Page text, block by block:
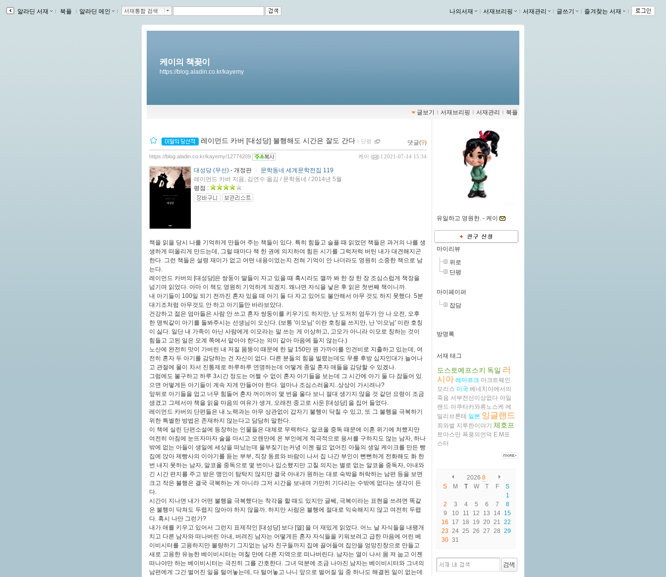
알라딘 서재 ｌ 북플 ｌ 알라딘 메인 ｌ 서재통합 검색 나의서재 ｌ 서재브리핑 ｌ 서재관리 ｌ 글쓰기 ｌ 즐겨찾는 서재 ｌ
케이의 책꽂이
https://blog.aladin.co.kr/kayemy
글보기 ｌ 서재브리핑 ｌ 서재관리 ｌ 북플
유일하고 영원한. - 케이
마이리뷰
위로
단평
마이페이퍼
잡담
방명록
서재 태그
도스토예프스키 독일 러
시아 레마르크 마크트웨인
모리스 미국 베네치아에서의
죽음 서부전선이상없다 아일
랜드 아쿠타카와류노스케 에
밀리브론테 일본 잉글랜드
죄와벌 지루한이야기 체호프
토마스만 폭풍의언덕 E.M포
스터
2026 8
S
M T W T F
S
1
2
3 4 5 6 7
8
9
10 11 12 13 14 15
16
17 18 19 20 21 22
23 24 25 26 27 28 29
30 31
레이먼드 카버 [대성당] 불행해도 시간은 잘도 간다 ｌ 단평 댓글(9)
케이 ( ) l 2021-07-14 15:34
https://blog.aladin.co.kr/kayemy/12774209
대성당 (무선) - 개정판
문학동네 세계문학전집 119
레이먼드 카버 지음, 김연수 옮김 / 문학동네 / 2014년 5월
평점 :
책을 읽을 당시 나를 기억하게 만들어 주는 책들이 있다. 특히 힘들고 슬플 때 읽었던 책들은 과거의 나를 생
생하게 떠올리게 만드는데, 그럴 때마다 책 한 권에 의지하여 힘든 시기를 그럭저럭 버틴 내가 대견해지곤
한다. 그런 책들은 설령 재미가 없고 어떤 내용이었는지 전혀 기억이 안 나더라도 영원히 소중한 책으로 남
는다.
레이먼드 카버의 [대성당]은 쌍둥이 딸들이 자고 있을 때 혹시라도 깰까 봐 한 장 한 장 조심스럽게 책장을
넘기며 읽었다. 아마 이 책도 영원히 기억하게 되겠지. 왜냐면 자식을 낳은 후 읽은 첫번째 책이니까.
내 아기들이 100일 되기 전까진 혼자 있을 때 아기 둘 다 자고 있어도 불안해서 아무 것도 하지 못했다. 5분
대기조처럼 아무것도 안 하고 아기들만 바라보았다.
건강하고 젊은 엄마들은 사람 안 쓰고 혼자 쌍둥이를 키우기도 하지만, 난 도저히 엄두가 안 나 오전, 오후
한 명씩같이 아기를 돌봐주시는 선생님이 오신다. (보통 '이모님' 이란 호칭을 쓰지만, 난 '이모님' 이란 호칭
이 싫다. 일단 내 가족이 아닌 사람에게 이모라는 말 쓰는 게 이상하고, 고모가 아니라 이모로 칭하는 것이
힘들고 고된 일은 모계 쪽에서 맡아야 한다는 의미 같아 마음에 들지 않는다.)
노산에 완전히 맛이 가버린 내 저질 몸뚱이 때문에 한 달 150만 원 가까이를 인건비로 지출하고 있는데, 여
전히 혼자 두 아기를 감당하는 건 자신이 없다. 다른 분들의 힘을 빌렸는데도 무릎 후방 십자인대가 늘어나
고 관절에 물이 차서 진통제로 하루하루 연명하는데 어떻게 종일 혼자 애들을 감당할 수 있겠나.
그럼에도 불구하고 하루 3시간 정도는 어쩔 수 없이 혼자 아기들을 보는데 그 시간에 아기 둘 다 잠들어 있
으면 어떻게든 아기들이 계속 자게 만들어야 한다. 얼마나 조심스러울지..상상이 가시려나?
앞뒤로 아기들을 업고 너무 힘들어 혼자 꺼이꺼이 몇 번을 울다 보니 절대 생기지 않을 것 같던 요령이 조금
생겼고 그제서야 책을 읽을 마음의 여유가 생겨, 오래전 중고로 사둔 [대성당] 을 집어 들었다.
레이먼드 카버의 단편들은 내 노력과는 아무 상관없이 갑자기 불행이 닥칠 수 있고, 또 그 불행을 극복하기
위한 특별한 방법은 존재하지 않는다고 담담히 말한다.
이 책에 실린 단편소설에 등장하는 인물들은 대체로 무력하다. 알코올 중독 때문에 이혼 위기에 처했지만
여전히 아침에 눈뜨자마자 술을 마시고 오랜만에 온 부인에게 적극적으로 용서를 구하지도 않는 남자, 하나
밖에 없는 아들이 생일에 세상을 떠났는데 울부짖기는커녕 이젠 필요 없어진 아들의 생일 케이크를 만든 빵
집에 앉아 제빵사의 이야기를 듣는 부부, 직장 동료와 바람이 나서 집 나간 부인이 뻔뻔하게 전화해도 화 한
번 내지 못하는 남자, 알코올 중독으로 몇 번이나 입소했지만 고칠 의지는 별로 없는 알코올 중독자, 아내와
긴 시간 편지를 주고 받은 맹인이 탐탁지 않지만 결국 아내가 원하는 대로 숙박을 허락하는 남편 등을 보면
크고 작은 불행은 결국 극복하는 게 아니라 그저 시간을 보내며 가만히 기다리는 수밖에 없다는 생각이 든
다.
시간이 지나면 내가 어떤 불행을 극복했다는 착각을 할 때도 있지만 글쎄, 극복이라는 표현을 쓰려면 똑같
은 불행이 닥쳐도 두렵지 않아야 하지 않을까. 하지만 사람은 불행에 절대로 익숙해지지 않고 여전히 두렵
다. 혹시 나만 그런가?
내가 애를 키우고 있어서 그런지 표제작인 [대성당] 보다 [열] 을 더 재밌게 읽었다. 어느 날 자식들을 내팽개
치고 다른 남자와 떠나버린 아내, 버려진 남자는 어떻게든 혼자 자식들을 키워보려고 급한 마음에 어린 베
이비시터를 고용하지만 불량하기 그지없는 남자 친구들까지 집에 끌어들여 집안을 엉망진창으로 만들고
새로 고용한 유능한 베이비시터는 며칠 만에 다른 지역으로 떠나버린다. 남자는 열이 나서 몸 져 눕고 이젠
떠나야만 하는 베이비시터는 극진히 그를 간호한다. 그녀 덕분에 조금 나아진 남자는 베이비시터와 그녀의
남편에게 그간 벌어진 일을 털어놓는데, 다 털어놓고 나니 앞으로 벌어질 일 중 하나도 해결된 일이 없는데